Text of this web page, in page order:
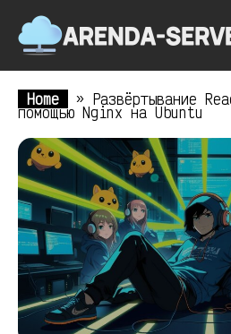
Home » Развёртывание
помощью Nginx на Ubuntu